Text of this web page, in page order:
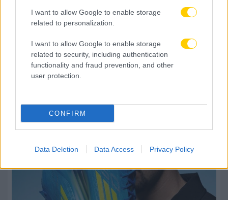
I want to allow Google to enable storage
related to personalization.
I want to allow Google to enable storage
related to security, including authentication
functionality and fraud prevention, and other
user protection.
CONFIRM
Data Deletion Data Access Privacy Policy